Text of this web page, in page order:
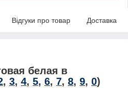
Відгуки про товар Доставка
белая в
, 3, 4, 5, 6, 7, 8, 9, 0)